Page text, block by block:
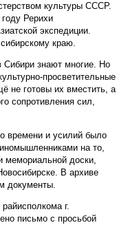
культуры СССР.
Рерихи
экспедиции.
краю.
знают многие. Но
просветительные
не готовы их вместить, а
сопротивления сил,
времени и усилий было
на то,
мемориальной доски,
В архиве
документы.
г.
письмо с просьбой